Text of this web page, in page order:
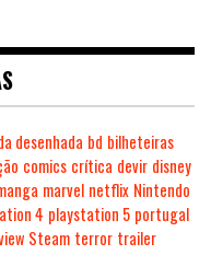
desenhada bd bilheteiras
comics crítica devir disney
marvel netflix Nintendo
4 playstation 5 portugal
Steam terror trailer